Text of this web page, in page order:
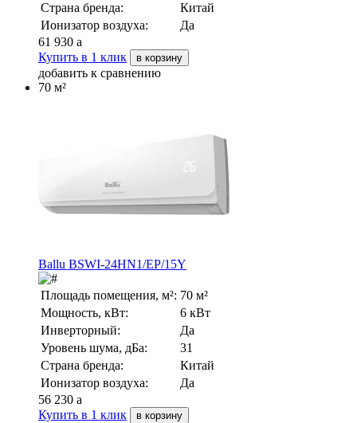
Страна бренда:
Китай
Ионизатор воздуха:
Да
61 930 a
Купить в 1 клик
в корзину
добавить к сравнению
70 м²
Ballu BSWI-24HN1/EP/15Y
Площадь помещения, м²: 70 м²
Мощность, кВт:
6 кВт
Инверторный:
Да
Уровень шума, дБа:
31
Страна бренда:
Китай
Ионизатор воздуха:
Да
56 230 a
Купить в 1 клик
в корзину